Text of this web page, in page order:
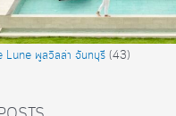
พูลวิลล่า จันทบุรี (43)